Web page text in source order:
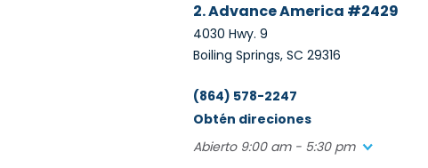
2. Advance America #2429
4030 Hwy. 9
Boiling Springs, SC 29316
(864) 578-2247
Obtén direciones
Abierto 9:00 am - 5:30 pm